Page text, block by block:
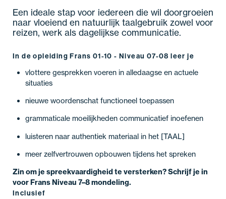
Een ideale stap voor iedereen die wil doorgroeien
naar vloeiend en natuurlijk taalgebruik zowel voor
reizen, werk als dagelijkse communicatie.
In de opleiding Frans 01-10 - Niveau 07-08 leer je
vlottere gesprekken voeren in alledaagse en actuele
situaties
nieuwe woordenschat functioneel toepassen
grammaticale moeilijkheden communicatief inoefenen
luisteren naar authentiek materiaal in het [TAAL]
meer zelfvertrouwen opbouwen tijdens het spreken
Zin om je spreekvaardigheid te versterken? Schrijf je in
voor Frans Niveau 7–8 mondeling.
Inclusief